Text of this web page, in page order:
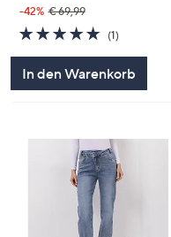
-42% € 69,99
5.0
von
5
(1)
In den Warenkorb